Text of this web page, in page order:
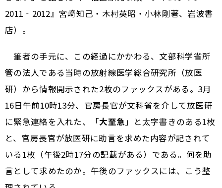
2011‐2012』宮﨑知己・木村英昭・小林剛著、岩波書
店）。
筆者の手元に、この経過にかかわる、文部科学省所
管の法人である当時の放射線医学総合研究所（放医
研）から情報開示された2枚のファックスがある。3月
16日午前10時13分、官房長官が文科省を介して放医研
に緊急連絡を入れた、「大至急 」と太字書きのある1枚
と、官房長官が放医研に助言を求めた内容が記されて
いる1枚（午後2時17分の記載がある）である。何を助
言として求めたのか。午後のファックスには、こう整